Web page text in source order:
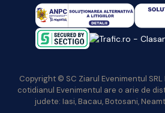
Copyright © SC Ziarul Evenimentul
cotidianul Evenimentul are o arie de
judete: Iasi, Bacau, Botosani,